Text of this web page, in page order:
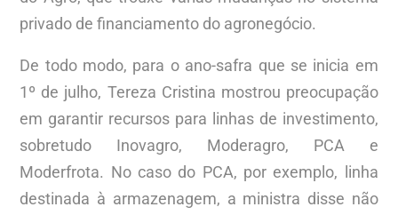
privado de financiamento do agronegócio.
De todo modo, para o ano-safra que se inicia em
1º de julho, Tereza Cristina mostrou preocupação
em garantir recursos para linhas de investimento,
sobretudo Inovagro, Moderagro, PCA e
Moderfrota. No caso do PCA, por exemplo, linha
destinada à armazenagem, a ministra disse não